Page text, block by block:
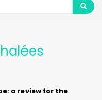
a review for the